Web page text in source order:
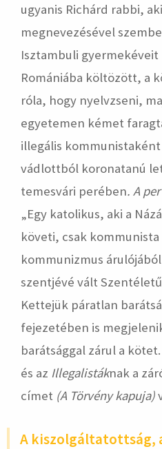
ugyanis Richárd rabbi,
megnevezésével
Isztambuli
Romániába költözött, a
róla, hogy nyelvzseni,
egyetemen kémet
illegális
vádlottból koronatanú
temesvári perében. A per
„Egy katolikus, aki a
követi, csak kommunista
kommunizmus
szentjévé vált
Kettejük páratlan
fejezetében is
barátsággal zárul a
és az Illegalistáknak a
címet (A Törvény kapuja)
A kiszolgáltatottság,